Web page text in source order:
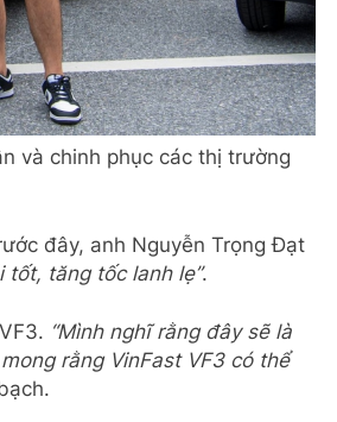
và chinh phục các thị trường
đây, anh Nguyễn Trọng Đạt
tốt, tăng tốc lanh lẹ”.
“Mình nghĩ rằng đây sẽ là
rằng VinFast VF3 có thể